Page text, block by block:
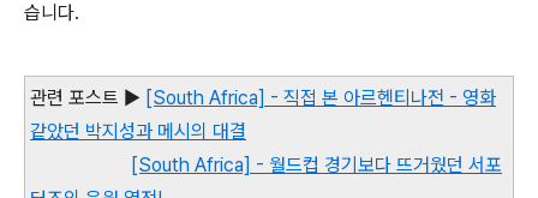
습니다.
관련 포스트 ▶ [South Africa] - 직접 본 아르헨티나전 - 영화
같았던 박지성과 메시의 대결
[South Africa] - 월드컵 경기보다 뜨거웠던 서포